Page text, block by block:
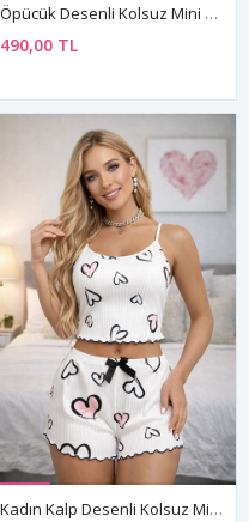
Öpücük Desenli Kolsuz Mini Siyah Şortlu Askılı Yazlık Pijama Takımı
490,00 TL
Kadın Kalp Desenli Kolsuz Mini Beyaz Şortlu Fiyonk Detaylı Askılı Yazlık Pijama Takımı